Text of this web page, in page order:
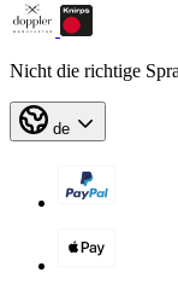
Nicht die richtige
de